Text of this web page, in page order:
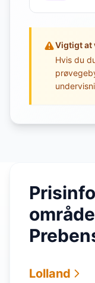
Vigtigt at
Hvis du
Lolland